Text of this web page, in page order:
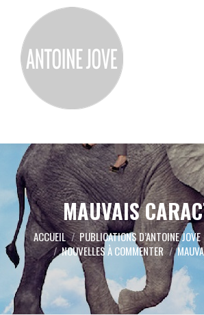
MAUVAIS
Vous êtes ici :
ACCUEIL PUBLICATIONS D’ANTOINE JOVE
NOUVELLES À COMMENTER